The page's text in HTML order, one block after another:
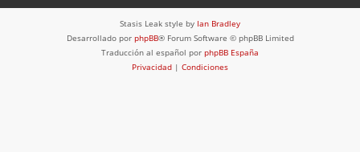
Stasis Leak style by Ian Bradley
Desarrollado por phpBB® Forum Software © phpBB Limited
Traducción al español por phpBB España
Privacidad | Condiciones